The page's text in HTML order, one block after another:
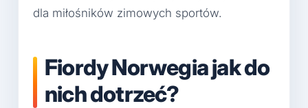
dla miłośników zimowych sportów.
Fiordy Norwegia jak do
nich dotrzeć?